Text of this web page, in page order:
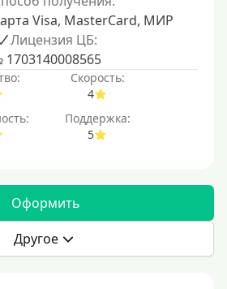
Visa, MasterCard, МИР
Лицензия ЦБ:
Скорость:
4
Поддержка:
5
Оформить
Другое